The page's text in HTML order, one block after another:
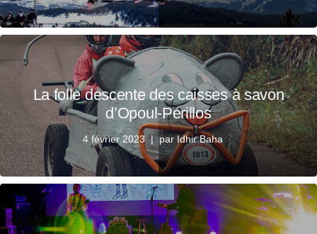
La folle descente des caisses à savon
d’Opoul-Périllos
4 février 2023 parIdhir Baha